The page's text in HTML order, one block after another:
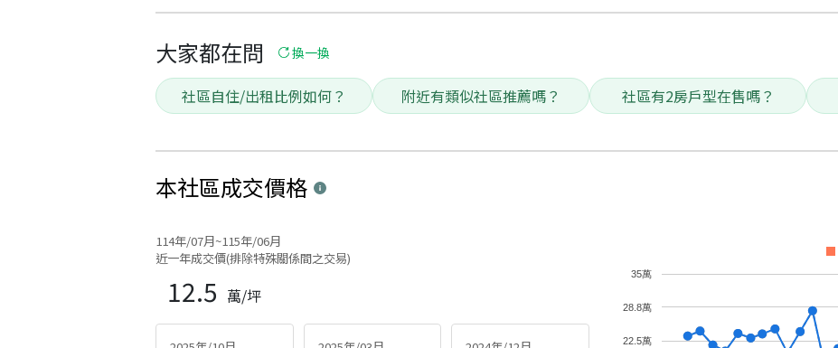
大家都在問 換一換
社區自住/出租比例如何？ 附近有類似社區推薦嗎？ 社區有2房戶型在售嗎？
本社區成交價格
114年/07月~115年/06月
近一年成交價(排除特殊關係間之交易)
12.5 萬/坪
22.5萬
28.8萬
35萬